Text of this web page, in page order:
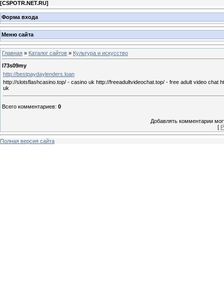
[CSPOTR.NET.RU]
Форма входа
Меню сайта
Главная » Каталог сайтов » Культура и искусство
l73s09my
http://bestpaydaylenders.loan
http://slotsflashcasino.top/ - casino uk http://freeadultvideochat.top/ - free adult video
uk
Всего комментариев: 0
Добавлять комментарии
[
Полная версия сайта